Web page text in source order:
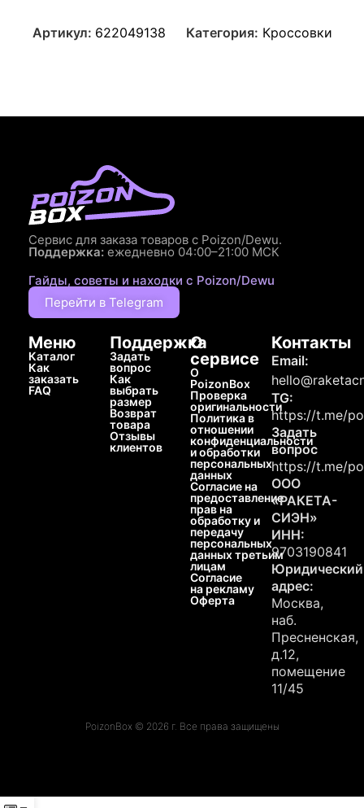
Артикул: 622049138 Категория: Кроссовки
Сервис для заказа товаров с Poizon/Dewu.
Поддержка: ежедневно 04:00–21:00 МСК
Гайды, советы и находки с Poizon/Dewu
Перейти в Telegram
Меню
Каталог
Как
заказать
FAQ
Поддержка
Задать
вопрос
Как
выбрать
размер
Возврат
товара
Отзывы
клиентов
О
сервисе
О
PoizonBox
Проверка
оригинальности
Политика в
отношении
конфиденциальности
и обработки
персональных
данных
Согласие на
предоставление
прав на
обработку и
передачу
персональных
данных третьим
лицам
Согласие
на рекламу
Оферта
Контакты
Email:
TG:
https://t.me/
Задать
вопрос
https://t.me/
ООО
«РАКЕТА-
СИЭН»
ИНН:
9703190841
Юридический
адрес:
Москва,
наб.
Пресненская,
д.12,
помещение
11/45
PoizonBox © 2026 г. Все права защищены